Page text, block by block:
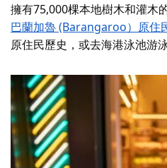
擁有75,000棵本地樹木和灌木
巴蘭加魯 (Barangaroo）原住
原住民歷史，或去海港泳池游